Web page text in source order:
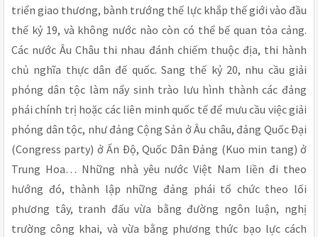
triển giao thương, bành trướng thế lực khắp thế giới vào đầu
thế kỷ 19, và không nước nào còn có thể bế quan tỏa cảng.
Các nước Âu Châu thi nhau đánh chiếm thuộc địa, thi hành
chủ nghĩa thực dân đế quốc. Sang thế kỷ 20, nhu cầu giải
phóng dân tộc làm nẩy sinh trào lưu hình thành các đảng
phái chính trị hoặc các liên minh quốc tế để mưu cầu việc giải
phóng dân tộc, như đảng Cộng Sản ở Âu châu, đảng Quốc Ðại
(Congress party) ở Ấn Ðộ, Quốc Dân Ðảng (Kuo min tang) ở
Trung Hoa… Những nhà yêu nước Việt Nam liền đi theo
hướng đó, thành lập những đảng phái tổ chức theo lối
phương tây, tranh đấu vừa bằng đường ngôn luận, nghị
trường công khai, và vừa bằng phương thức bạo lực cách